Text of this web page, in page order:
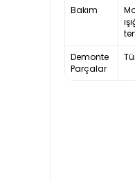
Bakım
Demonte
Parçalar